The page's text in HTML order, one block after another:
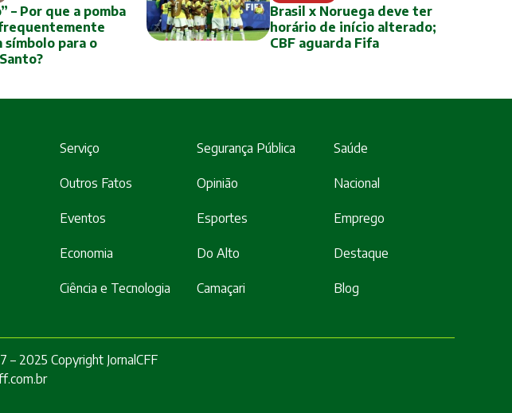
– Por que a pomba
símbolo para o
Brasil x Noruega deve ter
horário de início alterado;
CBF aguarda Fifa
Serviço Segurança Pública Saúde
Outros Fatos Opinião Nacional
Eventos Esportes Emprego
Economia Do Alto Destaque
Ciência e Tecnologia Camaçari Blog
2025 Copyright JornalCFF